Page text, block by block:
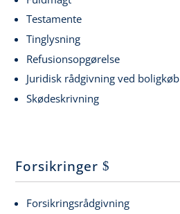
Testamente
Tinglysning
Refusionsopgørelse
Juridisk rådgivning ved boligkøb
Skødeskrivning
Forsikringer
Forsikringsrådgivning